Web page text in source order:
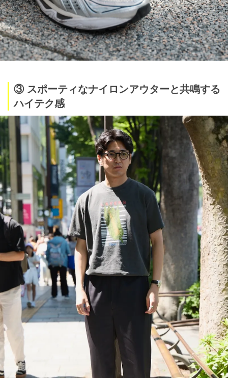
③ スポーティなナイロンアウターと共鳴する
ハイテク感